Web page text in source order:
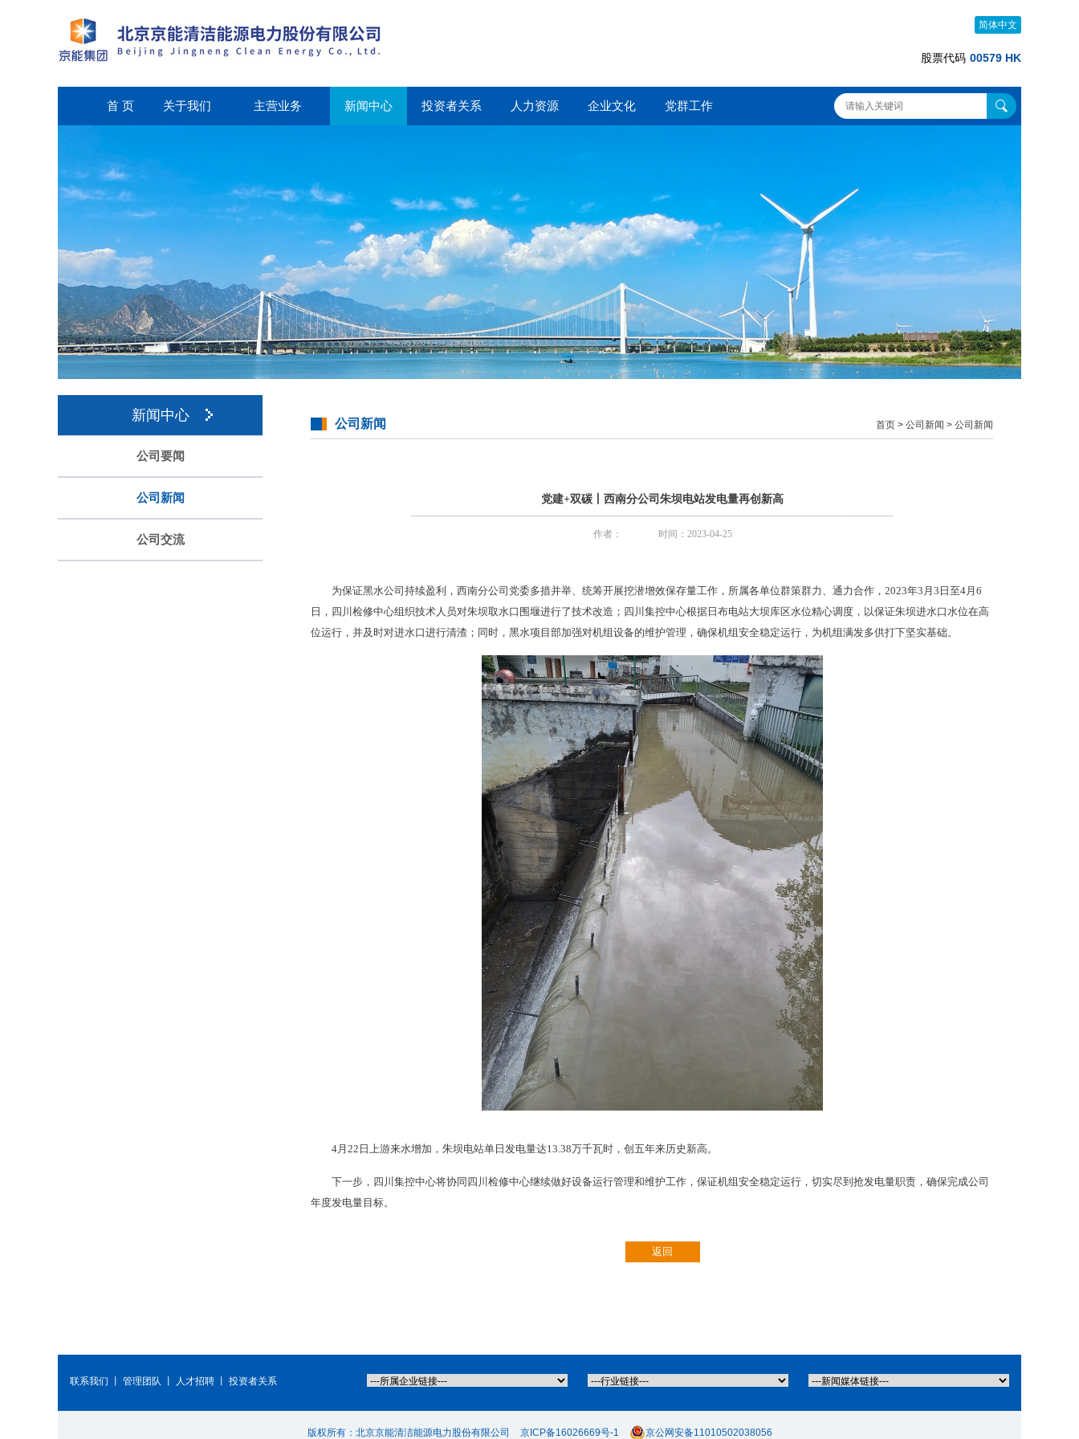
简体中文
股票代码 00579 HK
首 页 关于我们 主营业务 新闻中心 投资者关系 人力资源 企业文化 党群工作
新闻中心
公司要闻
公司新闻
公司交流
公司新闻 首页 > 公司新闻 > 公司新闻
党建+双碳丨西南分公司朱坝电站发电量再创新高
作者： 时间：2023-04-25
为保证黑水公司持续盈利，西南分公司党委多措并举、统筹开展挖潜增效保存量工作，所属各单位群策群力、通力合作，2023年3月3日至4月6
日，四川检修中心组织技术人员对朱坝取水口围堰进行了技术改造；四川集控中心根据日布电站大坝库区水位精心调度，以保证朱坝进水口水位在高
位运行，并及时对进水口进行清渣；同时，黑水项目部加强对机组设备的维护管理，确保机组安全稳定运行，为机组满发多供打下坚实基础。
4月22日上游来水增加，朱坝电站单日发电量达13.38万千瓦时，创五年来历史新高。
下一步，四川集控中心将协同四川检修中心继续做好设备运行管理和维护工作，保证机组安全稳定运行，切实尽到抢发电量职责，确保完成公司
年度发电量目标。
返回
联系我们 管理团队 人才招聘 投资者关系
版权所有：北京京能清洁能源电力股份有限公司 京ICP备16026669号-1 京公网安备11010502038056